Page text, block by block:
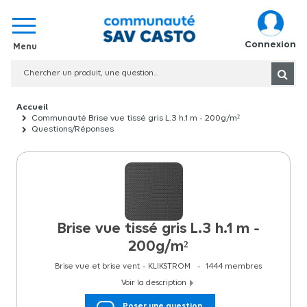
Connexion
Communauté Brise vue tissé gris L.3 h.1 m - 200g/m²
Questions/Réponses
Brise vue tissé gris L.3 h.1 m -
200g/m²
Brise vue et brise vent KLIKSTROM 1444 membres
Voir la description